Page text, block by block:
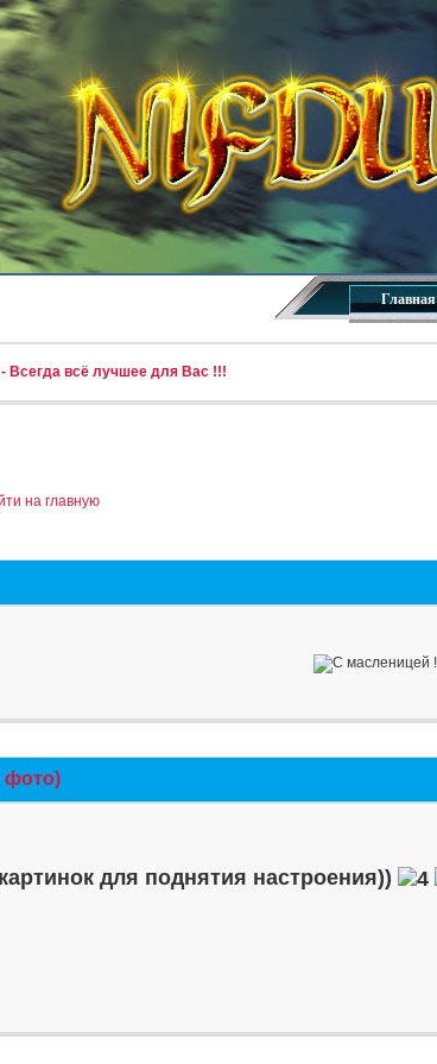
Главная
Всегда всё лучшее для Вас !!!
на главную
фото)
для поднятия настроения))